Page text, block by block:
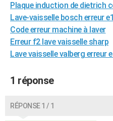
CARTE DE VOEUX
Carte de Noël
Carte Bonne année
Carte Saint-Valentin
Carte Pâques
Carte d'anniversaire
DICTIONNAIRE
Dictionnaire
Biographies
Citations
Expressions
Proverbes
S'inscrire
Se connecter
Lycées
Collèges
Primaires
Universités
Entreprises
Service militaire
Avis de recherche
FORUM
Plaque induction de dietrich
Lave-vaisselle bosch erreur
Code erreur machine à laver
Erreur f2 lave vaisselle sharp
Lave vaisselle valberg erreur
1 réponse
RÉPONSE 1 / 1